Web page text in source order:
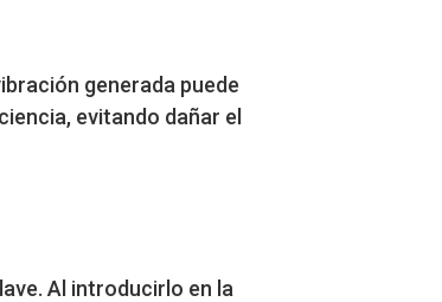
generada puede
evitando dañar el
Al introducirlo en la